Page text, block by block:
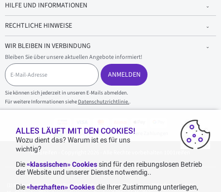
HILFE UND INFORMATIONEN
RECHTLICHE HINWEISE
WIR BLEIBEN IN VERBINDUNG
Bleiben Sie über unsere aktuellen Angebote informiert!
E
-
M
a
i
l
ANMELDEN
Sie können sich jederzeit in unseren E-Mails abmelden.
Für weitere Informationen siehe Datenschutzrichtlinie..
100 % sicherer Einkauf und sichere Zahlungen
1001reifen - Copyright 2026 - Alle Rechte vorbehalten 1001reifen
Kostenlose Lieferung: für jeden Einkauf mit einem Betrag von 70€ oder mehr (inkl.
ALLES LÄUFT MIT DEN COOKIES!
Wozu dient das? Warum ist es für uns
wichtig?
Die«klassischen» Cookiessind für den reibungslosen Betrieb
der Website und unserer Dienste notwendig..
Die«herzhaften» Cookies die Ihrer Zustimmung unterliegen,